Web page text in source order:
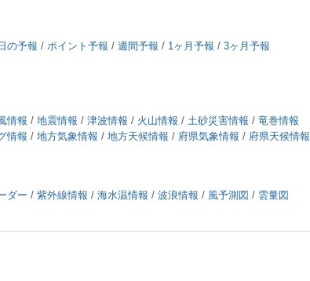
の予報 / ポイント予報 / 週間予報 / 1ヶ月予報 / 3ヶ月予報
情報 / 地震情報 / 津波情報 / 火山情報 / 土砂災害情報 / 竜巻情報
情報 / 地方気象情報 / 地方天候情報 / 府県気象情報 / 府県天候情報
ダー / 紫外線情報 / 海水温情報 / 波浪情報 / 風予測図 / 雲量図